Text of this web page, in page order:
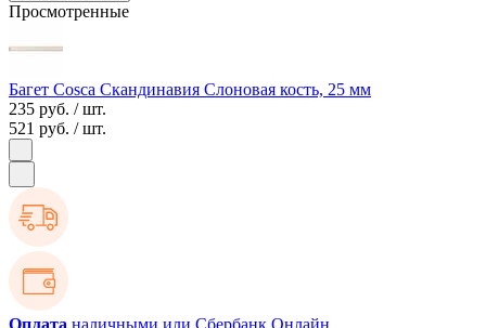
Просмотренные
Багет Cosca Скандинавия Слоновая кость, 25 мм
235 руб. / шт.
521 руб. / шт.
Оплата наличными или Сбербанк Онлайн